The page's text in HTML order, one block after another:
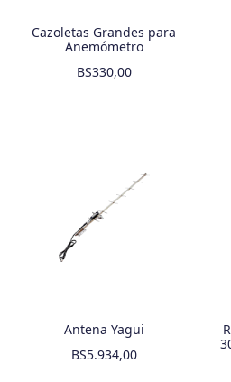
Cazoletas Grandes para
Anemómetro
BS330,00
Antena Yagui
BS5.934,00